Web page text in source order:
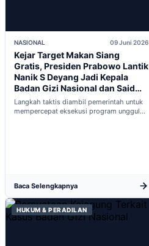
NASIONAL 09 Juni 2026
Kejar Target Makan Siang
Gratis, Presiden Prabowo Lantik
Nanik S Deyang Jadi Kepala
Badan Gizi Nasional dan Said
Iqbal PKP Buruh
Langkah taktis diambil pemerintah untuk
mempercepat eksekusi program unggulan
Baca Selengkapnya
HUKUM & PERADILAN